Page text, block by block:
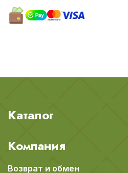
Каталог
Компания
Возврат и обмен